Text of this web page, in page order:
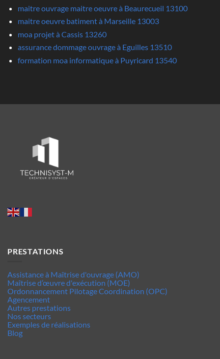
maitre ouvrage maitre oeuvre à Beaurecueil 13100
maitre oeuvre batiment à Marseille 13003
moa projet à Cassis 13260
assurance dommage ouvrage à Eguilles 13510
formation moa informatique à Puyricard 13540
PRESTATIONS
Assistance à Maîtrise d'ouvrage (AMO)
Maîtrise d’œuvre d'exécution (MOE)
Ordonnancement Pilotage Coordination (OPC)
Agencement
Autres prestations
Nos secteurs
Exemples de réalisations
Blog